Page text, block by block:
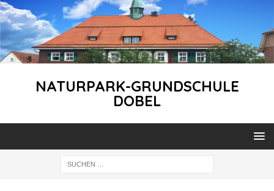
NATURPARK-GRUNDSCHULE
DOBEL